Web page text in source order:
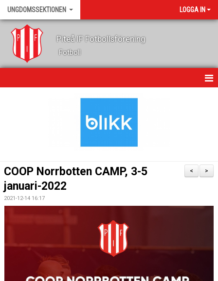
UNGDOMSSEKTIONEN LOGGA IN
Piteå IF Fotbollsförening
Fotboll
LEDARE
DOKUMENT / RIKTLINJER / UTBILDNING
>
<
COOP Norrbotten CAMP, 3-5
januari-2022
2021-12-14 16:17